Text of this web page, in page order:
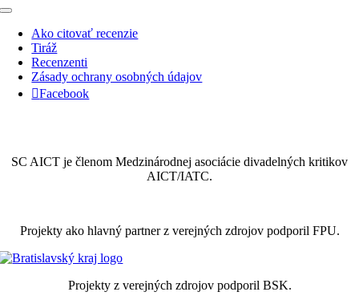
Toggle
NavigationAko citovať recenzie
Tiráž
Recenzenti
Zásady ochrany osobných údajov
Facebook
SC AICT je členom Medzinárodnej asociácie divadelných kritikov
AICT/IATC.
Projekty ako hlavný partner z verejných zdrojov podporil FPU.
Projekty z verejných zdrojov podporil BSK.